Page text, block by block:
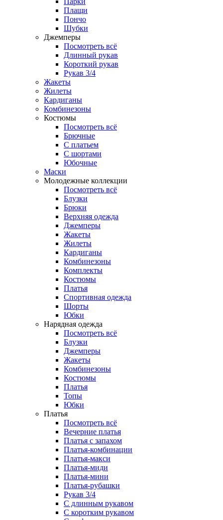
Плащи
Пончо
Шубки
Джемперы
Посмотреть всё
Длинный рукав
Короткий рукав
Рукав 3/4
Жакеты
Жилеты
Кардиганы
Комбинезоны
Костюмы
Посмотреть всё
Брючные
С платьем
С шортами
Юбочные
Маски
Молодежные коллекции
Посмотреть всё
Блузки
Брюки
Верхняя одежда
Джемперы
Жакеты
Жилеты
Кардиганы
Комбинезоны
Комплекты
Костюмы
Платья
Спортивная одежда
Шорты
Юбки
Нарядная одежда
Посмотреть всё
Блузки
Джемперы
Жакеты
Комбинезоны
Костюмы
Платья
Топы
Юбки
Платья
Посмотреть всё
Вечерние платья
Платья с запахом
Платья-комбинации
Платья-макси
Платья-миди
Платья-мини
Платья-рубашки
Рукав 3/4
С длинным рукавом
С коротким рукавом